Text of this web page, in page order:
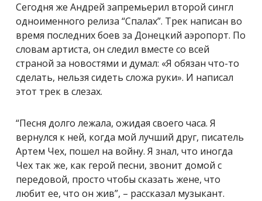
Сегодня же Андрей запремьерил второй сингл
одноименного релиза “Спалах”. Трек написан во
время последних боев за Донецкий аэропорт. По
словам артиста, он следил вместе со всей
страной за новостями и думал: «Я обязан что-то
сделать, нельзя сидеть сложа руки». И написал
этот трек в слезах.
“Песня долго лежала, ожидая своего часа. Я
вернулся к ней, когда мой лучший друг, писатель
Артем Чех, пошел на войну. Я знал, что иногда
Чех так же, как герой песни, звонит домой с
передовой, просто чтобы сказать жене, что
любит ее, что он жив”, – рассказал музыкант.